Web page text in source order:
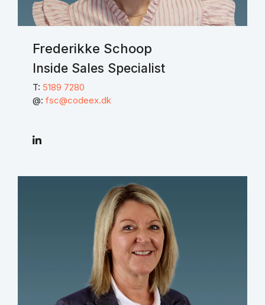
Frederikke Schoop
Inside Sales Specialist
T: 5189 7280
@: fsc@codeex.dk